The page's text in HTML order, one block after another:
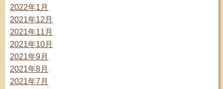
2022年1月
2021年12月
2021年11月
2021年10月
2021年9月
2021年8月
2021年7月